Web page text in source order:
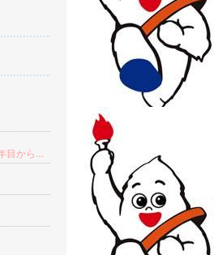
わたしの名前は「被告人」～結婚10年目からの離婚紛争～